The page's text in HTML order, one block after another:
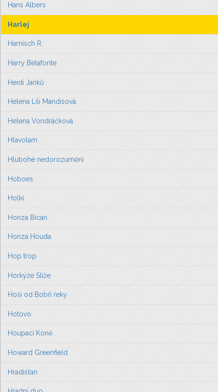
Hans Albers
Harlej
Harnisch R.
Harry Belafonte
Heidi Janků
Helena Lili Mandisová.
Helena Vondráčková
Hlavolam
Hlubohé nedorozumění
Hoboes
Holki
Honza Bican
Honza Houda
Hop trop
Horkýže Slíže
Hoši od Bobří řeky
Hotovo
Houpací Koně
Howard Greenfield
Hradišťan